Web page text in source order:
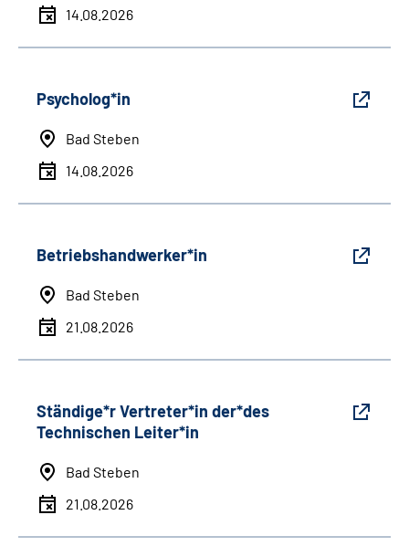
14.08.2026
Psycholog*in
Bad Steben
14.08.2026
Betriebshandwerker*in
Bad Steben
21.08.2026
Ständige*r Vertreter*in der*des
Technischen Leiter*in
Bad Steben
21.08.2026